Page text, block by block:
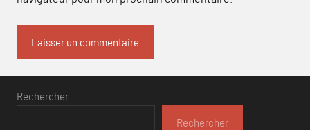
Rechercher
Rechercher